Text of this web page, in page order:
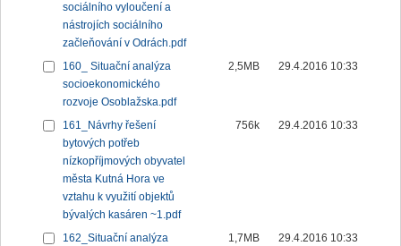
sociálního vyloučení a
nástrojích sociálního
začleňování v Odrách.pdf
160_ Situační analýza
socioekonomického
rozvoje Osoblažska.pdf
2,5MB 29.4.2016 10:33
161_Návrhy řešení
bytových potřeb
nízkopříjmových obyvatel
města Kutná Hora ve
vztahu k využití objektů
bývalých kasáren ~1.pdf
756k 29.4.2016 10:33
162_Situační analýza
1,7MB 29.4.2016 10:33